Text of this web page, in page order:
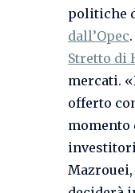
politiche
dall’Opec
Stretto di
mercati.
offerto
momento